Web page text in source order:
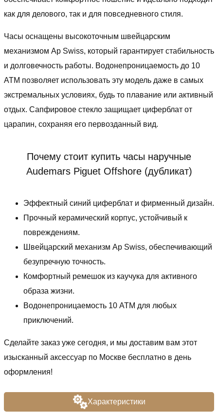
Характеристики
как для делового, так и для повседневного стиля.
Часы оснащены высокоточным швейцарским
механизмом Ap Swiss, который гарантирует стабильность
и долговечность работы. Водонепроницаемость до 10
ATM позволяет использовать эту модель даже в самых
экстремальных условиях, будь то плавание или активный
отдых. Сапфировое стекло защищает циферблат от
царапин, сохраняя его первозданный вид.
Почему стоит купить часы наручные
Audemars Piguet Offshore (дубликат)
Эффектный синий циферблат и фирменный дизайн.
Прочный керамический корпус, устойчивый к
повреждениям.
Швейцарский механизм Ap Swiss, обеспечивающий
безупречную точность.
Комфортный ремешок из каучука для активного
образа жизни.
Водонепроницаемость 10 ATM для любых
приключений.
Сделайте заказ уже сегодня, и мы доставим вам этот
изысканный аксессуар по Москве бесплатно в день
оформления!